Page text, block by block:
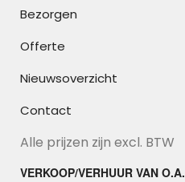
Bezorgen
Offerte
Nieuwsoverzicht
Contact
Alle prijzen zijn excl. BTW
VERKOOP/VERHUUR VAN O.A.